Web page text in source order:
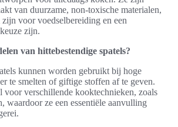
van duurzame, non-toxische materialen,
voor voedselbereiding en een
zijn.
van hittebestendige spatels?
kunnen worden gebruikt bij hoge
te smelten of giftige stoffen af te geven.
voor verschillende kooktechnieken, zoals
waardoor ze een essentiële aanvulling